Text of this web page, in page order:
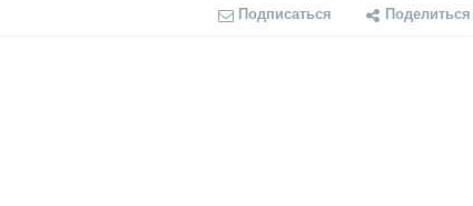
Подписаться Поделиться